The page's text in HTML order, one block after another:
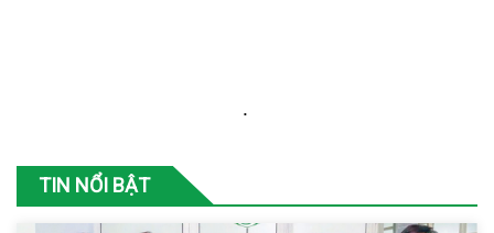
.
TIN NỔI BẬT